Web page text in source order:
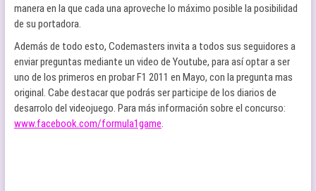
manera en la que cada una aproveche lo máximo posible la posibilidad
de su portadora.
Además de todo esto, Codemasters invita a todos sus seguidores a
enviar preguntas mediante un video de Youtube, para así optar a ser
uno de los primeros en probar F1 2011 en Mayo, con la pregunta mas
original. Cabe destacar que podrás ser participe de los diarios de
desarrolo del videojuego. Para más información sobre el concurso:
www.facebook.com/formula1game.